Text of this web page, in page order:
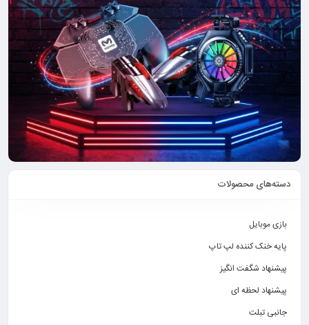
دسته‌های محصولات
بازی موبایل
پایه خنک کننده لپ تاپ
پیشنهاد شگفت انگیز
پیشنهاد لحظه ای
جانبی تبلت